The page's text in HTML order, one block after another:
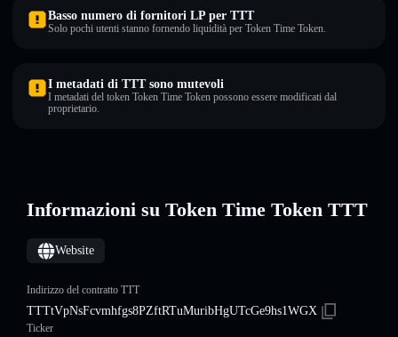
Basso numero di fornitori LP per TTT
Solo pochi utenti stanno fornendo liquidità per Token Time Token.
I metadati di TTT sono mutevoli
I metadati del token Token Time Token possono essere modificati dal
proprietario.
Informazioni su Token Time Token TTT
Website
Indirizzo del contratto TTT
TTTtVpNsFcvmhfgs8PZftRTuMuribHgUTcGe9hs1WGX
Ticker